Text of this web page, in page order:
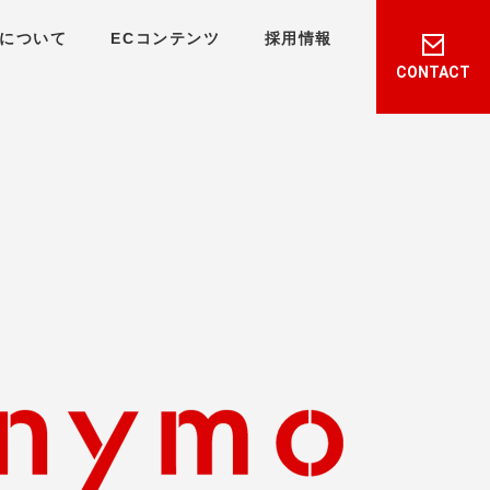
ついて ECコンテンツ 採用情報
CONTACT